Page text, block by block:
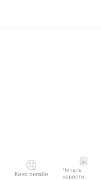
Кино онлайн
Читать
новости